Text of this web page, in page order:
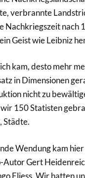
verbrannte
Nachkriegszeit nach
Geist wie Leibniz
kam, desto mehr
in Dimensionen
nicht zu
150 Statisten
Städte.
Wendung kam hier
Autor Gert
Fliess. Wir hatten